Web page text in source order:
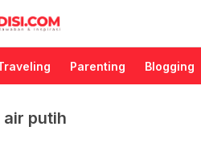
dan Inspirasi
Parenting Blogging
putih